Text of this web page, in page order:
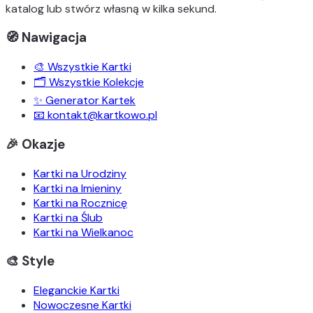
katalog lub stwórz własną w kilka sekund.
🧭 Nawigacja
🎨 Wszystkie Kartki
🗂️ Wszystkie Kolekcje
✨ Generator Kartek
📧 kontakt@kartkowo.pl
🎉 Okazje
Kartki na Urodziny
Kartki na Imieniny
Kartki na Rocznicę
Kartki na Ślub
Kartki na Wielkanoc
🎨 Style
Eleganckie Kartki
Nowoczesne Kartki